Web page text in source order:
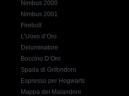
Nimbus 2000
Nimbus 2001
Firebolt
L’Uovo d’Oro
Deluminatore
Boccino D’Oro
Spada di Grifondoro
Espresso per Hogwarts
Mappa dei Malandrini